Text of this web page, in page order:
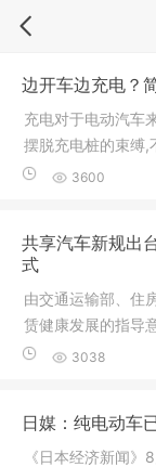
边开车边充电？
充电对于电动汽车
摆脱充电桩的束缚,
好。
3600
共享汽车新规出
式
由交通运输部、住
赁健康发展的指导
导意见》3038
日媒：纯电动车
《日本经济新闻